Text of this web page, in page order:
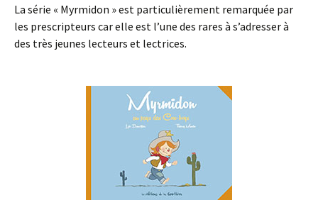
La série « Myrmidon » est particulièrement remarquée par
les prescripteurs car elle est l’une des rares à s’adresser à
des très jeunes lecteurs et lectrices.